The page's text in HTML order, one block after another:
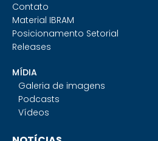
Contato
Material IBRAM
Posicionamento Setorial
Releases
MÍDIA
Galeria de imagens
Podcasts
Vídeos